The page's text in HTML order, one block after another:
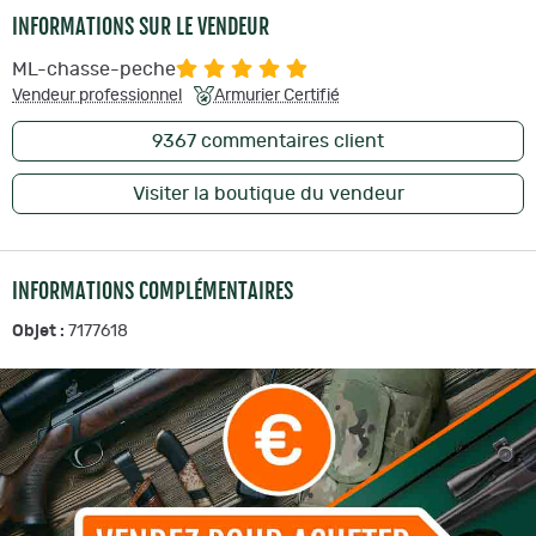
INFORMATIONS SUR LE VENDEUR
ML-chasse-peche
Vendeur professionnel Armurier Certifié
9367 commentaires client
Visiter la boutique du vendeur
INFORMATIONS COMPLÉMENTAIRES
Objet : 7177618